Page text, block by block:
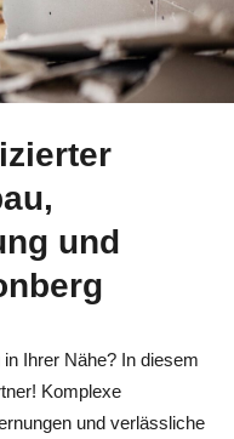
und
Ihrer Nähe? In diesem
Komplexe
und verlässliche